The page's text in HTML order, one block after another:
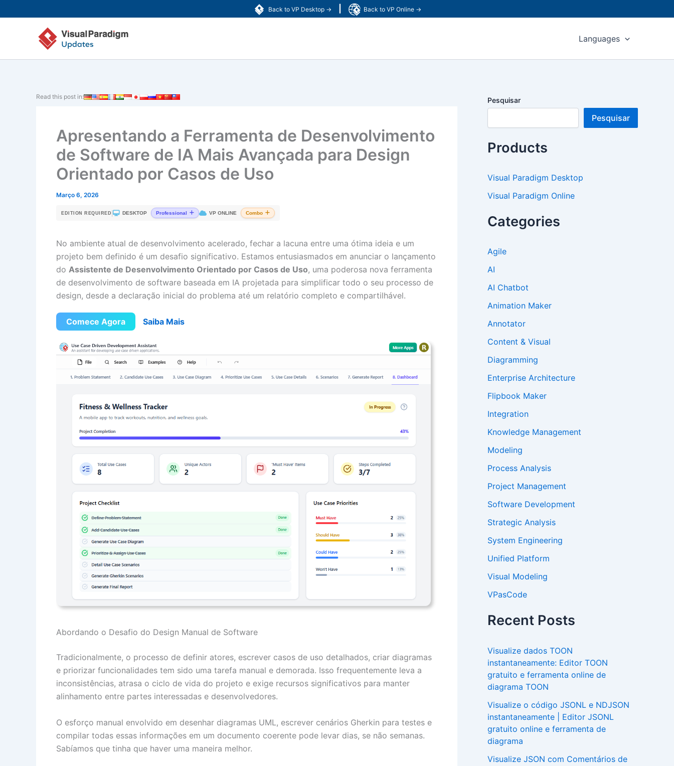
Back to VP Desktop → Back to VP Online →
to
Languages
Read this post in:
Apresentando a Ferramenta de Desenvolvimento
de Software de IA Mais Avançada para Design
Orientado por Casos de Uso
Março 6, 2026
EDITION REQUIRED DESKTOP Professional VP ONLINE Combo
No ambiente atual de desenvolvimento acelerado, fechar a lacuna entre uma ótima ideia e um
projeto bem definido é um desafio significativo. Estamos entusiasmados em anunciar o lançamento
do Assistente de Desenvolvimento Orientado por Casos de Uso, uma poderosa nova ferramenta
de desenvolvimento de software baseada em IA projetada para simplificar todo o seu processo de
design, desde a declaração inicial do problema até um relatório completo e compartilhável.
Comece Agora Saiba Mais
Abordando o Desafio do Design Manual de Software
Tradicionalmente, o processo de definir atores, escrever casos de uso detalhados, criar diagramas
e priorizar funcionalidades tem sido uma tarefa manual e demorada. Isso frequentemente leva a
inconsistências, atrasa o ciclo de vida do projeto e exige recursos significativos para manter
alinhamento entre partes interessadas e desenvolvedores.
O esforço manual envolvido em desenhar diagramas UML, escrever cenários Gherkin para testes e
compilar todas essas informações em um documento coerente pode levar dias, se não semanas.
Sabíamos que tinha que haver uma maneira melhor.
Pesquisar
Pesquisar
Products
Visual Paradigm Desktop
Visual Paradigm Online
Categories
Agile
AI
AI Chatbot
Animation Maker
Annotator
Content & Visual
Diagramming
Enterprise Architecture
Flipbook Maker
Integration
Knowledge Management
Modeling
Process Analysis
Project Management
Software Development
Strategic Analysis
System Engineering
Unified Platform
Visual Modeling
VPasCode
Recent Posts
Visualize dados TOON
instantaneamente: Editor TOON
gratuito e ferramenta online de
diagrama TOON
Visualize o código JSONL e NDJSON
instantaneamente | Editor JSONL
gratuito online e ferramenta de
diagrama
Visualize JSON com Comentários de